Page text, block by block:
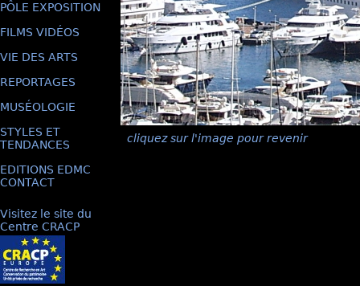
PÔLE EXPOSITION
FILMS VIDÉOS
VIE DES ARTS
REPORTAGES
MUSÉOLOGIE
STYLES ET
TENDANCES
EDITIONS EDMC
CONTACT
Visitez le site du
Centre CRACP
cliquez sur l'image pour revenir